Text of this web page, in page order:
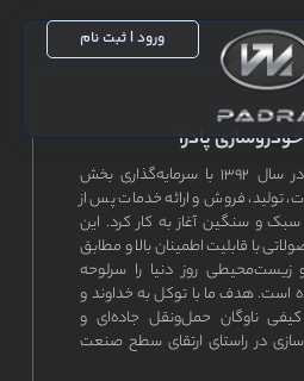
ورود | ثبت نام
پادرا
صنایع خودروسازی پادرا در سال ۱۳۹۲ با سرمایه‌گذاری بخش
تولید، فروش و ارائه خدمات پس از
و سنگین آغاز به کار کرد. این
با قابلیت اطمینان بالا و مطابق
و زیست‌محیطی روز دنیا را سرلوحه
است. هدف ما با توکل به خداوند و
ناوگان حمل‌ونقل جاده‌ای و
در راستای ارتقای سطح صنعت